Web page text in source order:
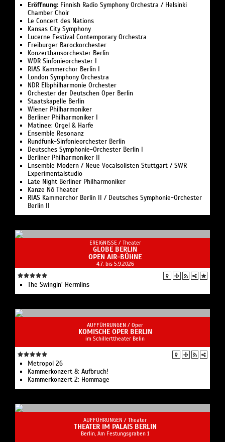
Eröffnung: Finnish Radio Symphony Orchestra / Helsinki
Chamber Choir
Le Concert des Nations
Kansas City Symphony
Lucerne Festival Contemporary Orchestra
Freiburger Barockorchester
Konzerthausorchester Berlin
WDR Sinfonieorchester I
RIAS Kammerchor Berlin I
London Symphony Orchestra
NDR Elbphilharmonie Orchester
Orchester der Deutschen Oper Berlin
Staatskapelle Berlin
Wiener Philharmoniker
Berliner Philharmoniker I
Matinee: Orgel & Harfe
Ensemble Resonanz
Rundfunk-Sinfonieorchester Berlin
Deutsches Symphonie-Orchester Berlin I
Berliner Philharmoniker II
Ensemble Modern / Neue Vocalsolisten Stuttgart / SWR
Experimentalstudio
Late Night Berliner Philharmoniker
Kanze Nō Theater
RIAS Kammerchor Berlin II / Deutsches Symphonie-Orchester
Berlin II
EREIGNISSE / Theater
GLOBE BERLIN
OPEN AIR-BÜHNE
4.7. bis 5.9.2026
The Swingin’ Hermlins
AUFFÜHRUNGEN / Oper
KOMISCHE OPER BERLIN
im Schillerttheater Belin
Metropol 26
Kammerkonzert 8: Aufbruch!
Kammerkonzert 2: Hommage
AUFFÜHRUNGEN / Theater
THEATER IM PALAIS BERLIN
Berlin, Am Festungsgraben 1